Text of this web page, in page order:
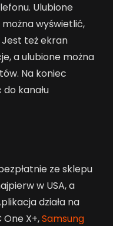
Ulubione
wyświetlić,
też ekran
a ulubione można
Na koniec
kanału
ze sklepu
w USA, a
działa na
One X+,Samsung